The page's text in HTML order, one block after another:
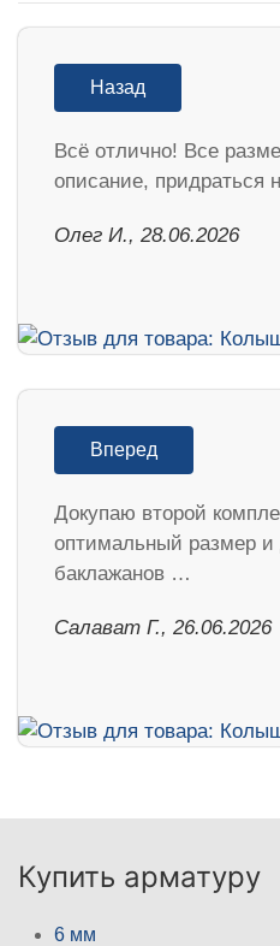
Назад
Всё отлично! Все
описание, придраться
Олег И., 28.06.2026
Вперед
Докупаю второй
оптимальный размер и
баклажанов …
Салават Г., 26.06.2026
Купить арматуру
6 мм